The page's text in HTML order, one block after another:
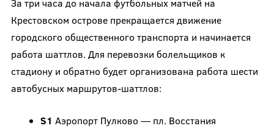
За три часа до начала футбольных матчей на
Крестовском острове прекращается движение
городского общественного транспорта и начинается
работа шаттлов. Для перевозки болельщиков к
стадиону и обратно будет организована работа шести
автобусных маршрутов-шаттлов:
S1 Аэропорт Пулково — пл. Восстания